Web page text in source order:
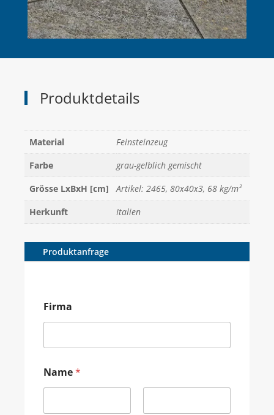
Produktdetails
Material
Feinsteinzeug
Farbe
grau-gelblich gemischt
Grösse LxBxH [cm]
Artikel: 2465, 80x40x3, 68 kg/m²
Herkunft
Italien
Produktanfrage
Firma
Name*